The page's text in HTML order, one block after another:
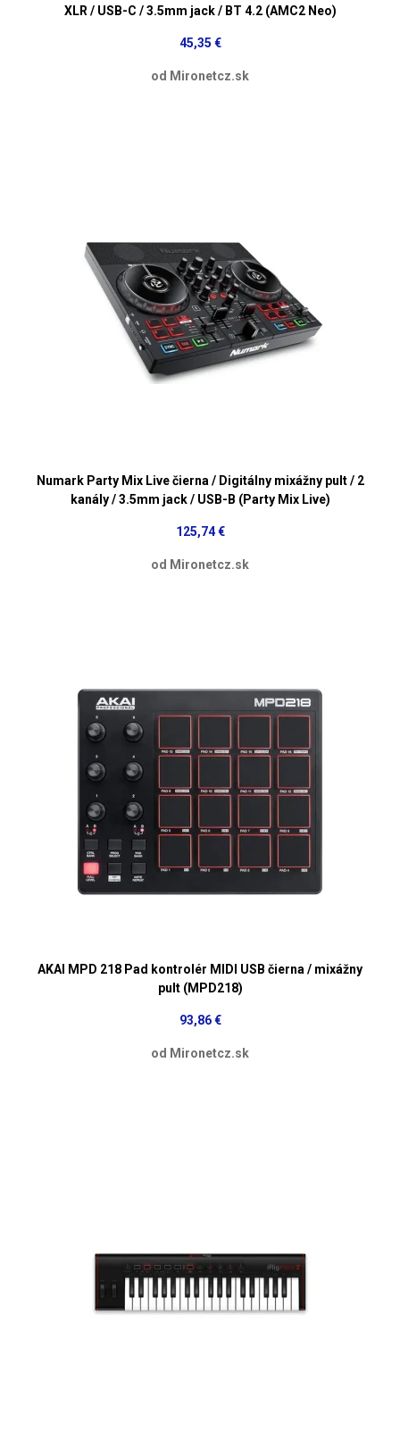
XLR / USB-C / 3.5mm jack / BT 4.2 (AMC2 Neo)
45,35 €
od Mironetcz.sk
Numark Party Mix Live čierna / Digitálny mixážny pult / 2
kanály / 3.5mm jack / USB-B (Party Mix Live)
125,74 €
od Mironetcz.sk
AKAI MPD 218 Pad kontrolér MIDI USB čierna / mixážny
pult (MPD218)
93,86 €
od Mironetcz.sk